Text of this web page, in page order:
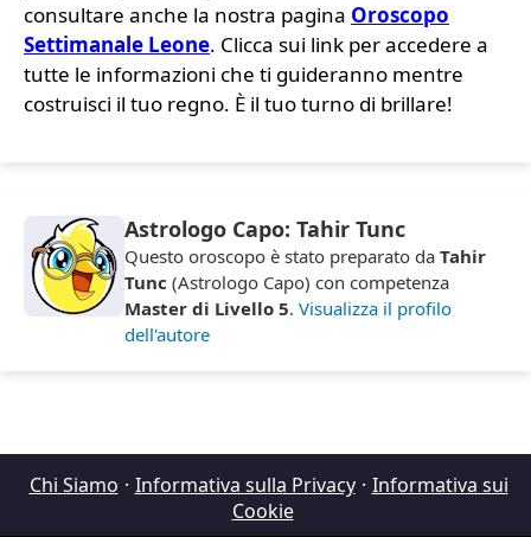
consultare anche la nostra pagina Oroscopo
Settimanale Leone. Clicca sui link per accedere a
tutte le informazioni che ti guideranno mentre
costruisci il tuo regno. È il tuo turno di brillare!
Astrologo Capo: Tahir Tunc
Questo oroscopo è stato preparato da Tahir
Tunc (Astrologo Capo) con competenza
Master di Livello 5. Visualizza il profilo
dell'autore
Chi Siamo · Informativa sulla Privacy · Informativa sui
Cookie